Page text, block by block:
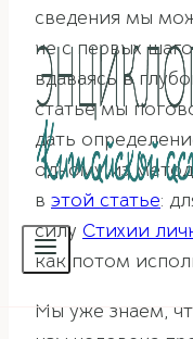
сведения мы
не с первых
вдаваясь в
статье мы
дать
одному из
в этой статье:
силу Стихии
как потом
Мы уже знаем,